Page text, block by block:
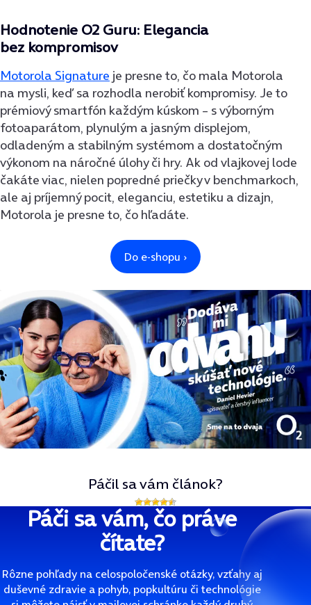
Hodnotenie O2 Guru: Elegancia
bez kompromisov
Motorola Signature je presne to, čo mala Motorola
na mysli, keď sa rozhodla nerobiť kompromisy. Je to
prémiový smartfón každým kúskom – s výborným
fotoaparátom, plynulým a jasným displejom,
odladeným a stabilným systémom a dostatočným
výkonom na náročné úlohy či hry. Ak od vlajkovej lode
čakáte viac, nielen popredné priečky v benchmarkoch,
ale aj príjemný pocit, eleganciu, estetiku a dizajn,
Motorola je presne to, čo hľadáte.
Páčil sa vám článok?
Páči sa vám, čo práve
čítate?
Rôzne pohľady na celospoločenské otázky, vzťahy aj
duševné zdravie a pohyb, popkultúru či technológie